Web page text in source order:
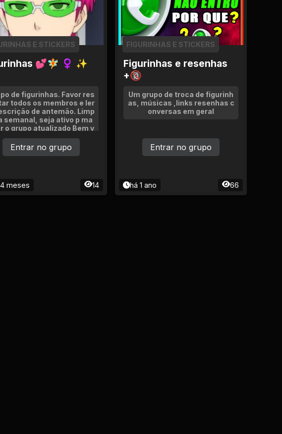
💕🧚 ♀ ✨
E STICKERS
de figurinhas. Favor res
todos os membros e ler
de antemão. Limp
semanal, seja ativo p ma
o grupo atualizado Bem v
indo!
meses 14
Entrar no grupo
Figurinhas e resenhas
+🔞
FIGURINHAS E STICKERS
Um grupo de troca de figurinh
as, músicas ,links resenhas c
onversas em geral
há 1 ano 66
Entrar no grupo